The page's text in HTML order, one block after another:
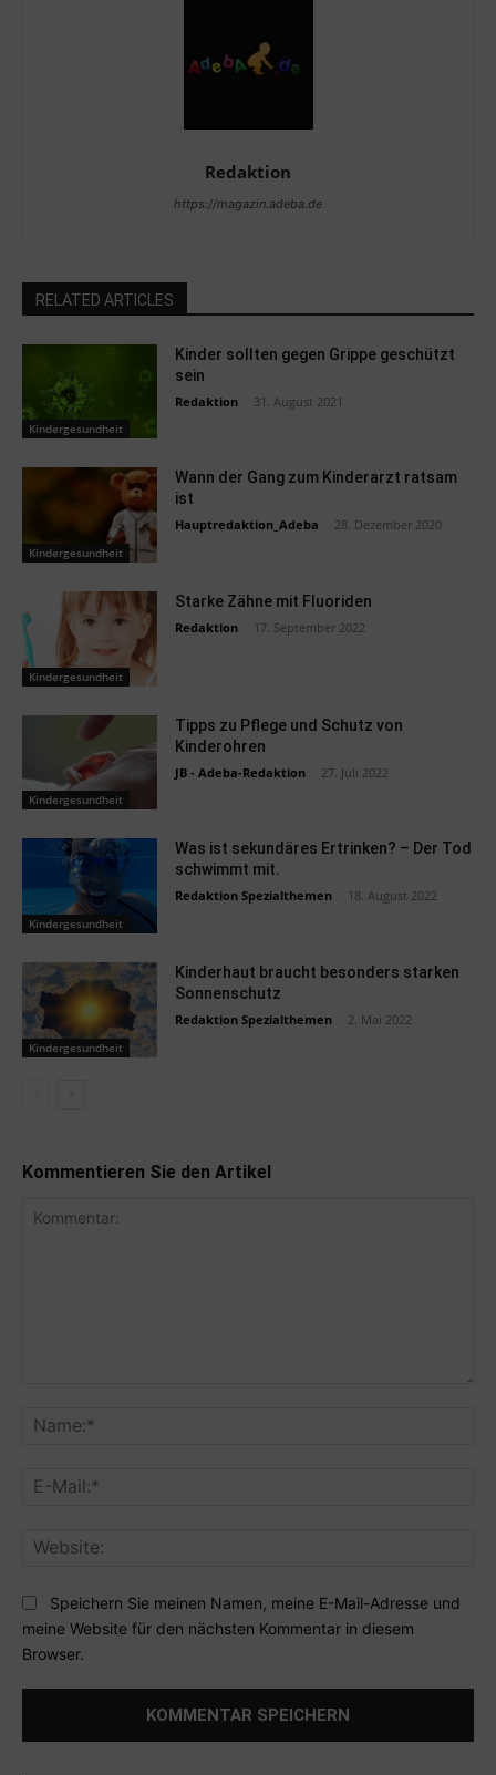
Redaktion
https://magazin.adeba.de
RELATED ARTICLES
Kindergesundheit
Kinder sollten gegen Grippe geschützt
sein
Redaktion 31. August 2021
Kindergesundheit
Wann der Gang zum Kinderarzt ratsam
ist
Hauptredaktion_Adeba 28. Dezember 2020
Kindergesundheit
Starke Zähne mit Fluoriden
Redaktion 17. September 2022
Kindergesundheit
Tipps zu Pflege und Schutz von
Kinderohren
JB - Adeba-Redaktion 27. Juli 2022
Kindergesundheit
Was ist sekundäres Ertrinken? – Der Tod
schwimmt mit.
Redaktion Spezialthemen 18. August 2022
Kindergesundheit
Kinderhaut braucht besonders starken
Sonnenschutz
Redaktion Spezialthemen 2. Mai 2022
Kommentieren Sie den Artikel
Speichern Sie meinen Namen, meine E-Mail-Adresse und
meine Website für den nächsten Kommentar in diesem
Browser.